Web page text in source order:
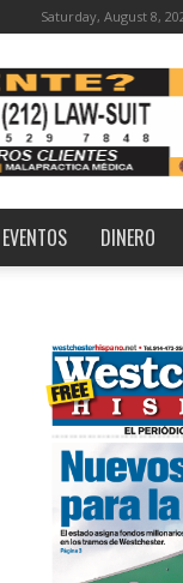
Saturday, August 8,
EVENTOS DINERO